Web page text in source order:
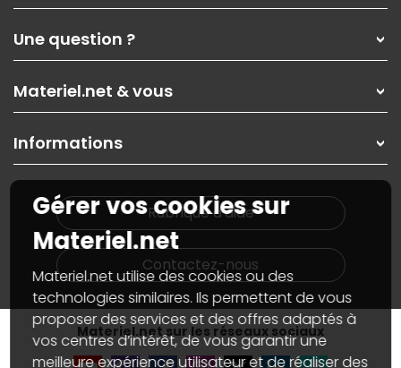
Nos services
Les magasins Materiel.net
Nos solutions pour les pros
Contactez-nous
Une question ?
Paiement, livraison
Garanties,Pack Zen
SAV, demander un retour
Informations
Materiel.net & vous
On rachète votre carte graphique
PC sur mesure : Votre RDV personnalisé
Notre démarche écologique
Materiel.net recrute
Notre programme d'affiliation
Partenariat & Sponsoring
Informations
Plan du site
Nos marques
Conditions générales de vente
Marketplace
Informations légales
Données personnellesetcookies
Gérer vos cookies
Accessibilité : non conforme
Rubrique d'aide
Contactez-nous
Materiel.net sur les réseaux sociaux
Gérer vos cookies sur
Materiel.net
Materiel.net utilise des cookies ou des
technologies similaires. Ils permettent de vous
proposer des services et des offres adaptés à
vos centres d’intérêt, de vous garantir une
meilleure expérience utilisateur et de réaliser des